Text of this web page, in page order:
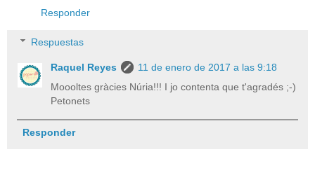
Responder
Respuestas
Raquel Reyes
11 de enero de 2017 a las 9:18
Moooltes gràcies Núria!!! I jo contenta que t'agradés ;-)
Petonets
Responder